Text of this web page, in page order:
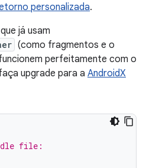
personalizada.
já usam
(como fragmentos e o
perfeitamente com o
upgrade para a AndroidX
file: